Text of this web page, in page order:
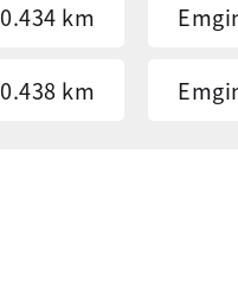
0.434 km
0.438 km